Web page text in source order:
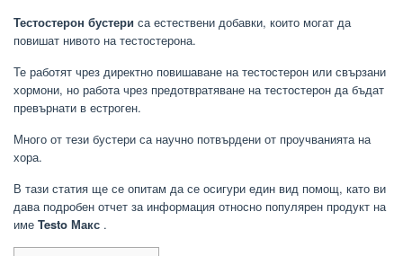
Тестостерон бустери са естествени добавки, които могат да
повишат нивото на тестостерона.
Те работят чрез директно повишаване на тестостерон или свързани
хормони, но работа чрез предотвратяване на тестостерон да бъдат
превърнати в естроген.
Много от тези бустери са научно потвърдени от проучванията на
хора.
В тази статия ще се опитам да се осигури един вид помощ, като ви
дава подробен отчет за информация относно популярен продукт на
име Testo Макс .